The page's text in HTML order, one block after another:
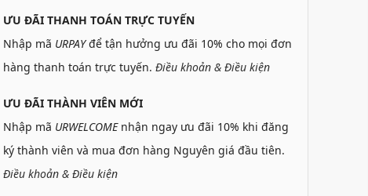
ƯU ĐÃI THANH TOÁN TRỰC TUYẾN
Nhập mã URPAYđể tận hưởng ưu đãi 10% cho mọi đơn
hàng thanh toán trực tuyến. Điều khoản & Điều kiện
ƯU ĐÃI THÀNH VIÊN MỚI
Nhập mã URWELCOMEnhận ngay ưu đãi 10% khi đăng
ký thành viên và mua đơn hàng Nguyên giá đầu tiên.
Điều khoản & Điều kiện